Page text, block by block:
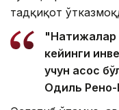
тадқиқот
"Натижалар
кейинги
учун асос
Одиль Рено-